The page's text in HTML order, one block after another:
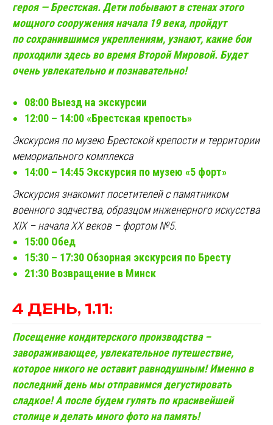
героя — Брестская. Дети побывают в стенах этого
мощного сооружения начала 19 века, пройдут
по сохранившимся укреплениям, узнают, какие бои
проходили здесь во время Второй Мировой. Будет
очень увлекательно и познавательно!
08:00 Выезд на экскурсии
12:00 – 14:00 «Брестская крепость»
Экскурсия по музею Брестской крепости и территории
мемориального комплекса
14:00 – 14:45 Экскурсия по музею «5 форт»
Экскурсия знакомит посетителей с памятником
военного зодчества, образцом инженерного искусства
ХIХ – начала ХХ веков – фортом №5.
15:00 Обед
15:30 – 17:30 Обзорная экскурсия по Бресту
21:30 Возвращение в Минск
4 ДЕНЬ, 1.11:
Посещение кондитерского производства –
завораживающее, увлекательное путешествие,
которое никого не оставит равнодушным! Именно в
последний день мы отправимся дегустировать
сладкое! А после будем гулять по красивейшей
столице и делать много фото на память!